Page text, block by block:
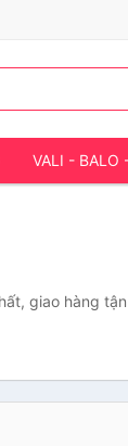
VALI - BALO
giao hàng